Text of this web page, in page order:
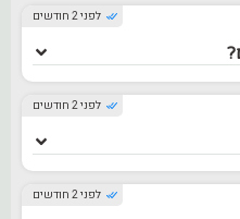
לפני 2 חודשים
לפני 2 חודשים
לפני 2 חודשים